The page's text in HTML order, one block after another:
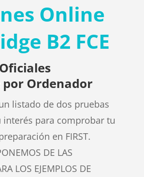
Online
B2 FCE
por Ordenador
listado de dos pruebas
interés para comprobar tu
en FIRST.
DE LAS
LOS EJEMPLOS DE